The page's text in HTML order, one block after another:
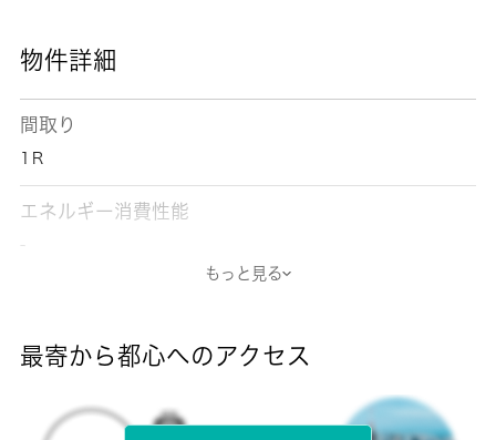
物件詳細
間取り
1Ｒ
エネルギー消費性能
-
もっと見る
最寄から都心へのアクセス